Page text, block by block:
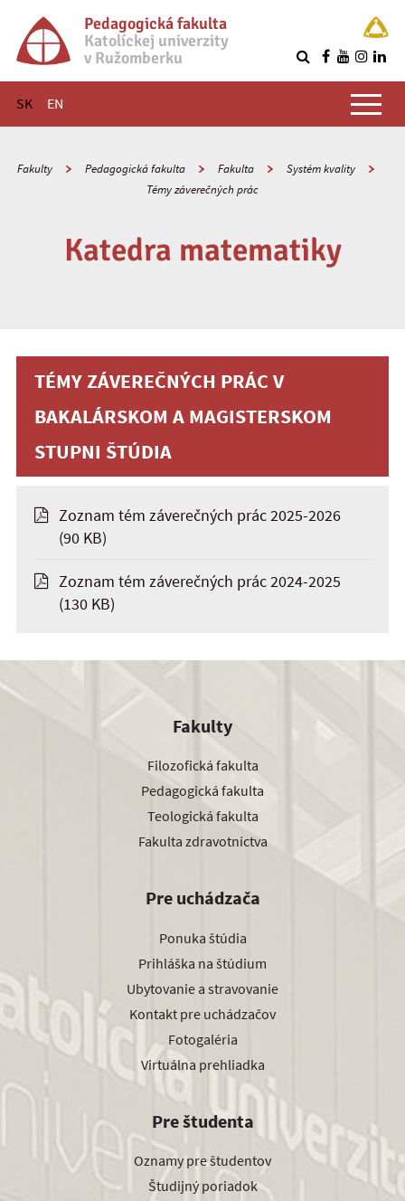
Pedagogická fakulta
Katolíckej univerzity
v Ružomberku
SK EN
Hlavné menu
Fakulty Pedagogická fakulta Fakulta
Systém kvality
Témy záverečných prác
Katedra matematiky
TÉMY ZÁVEREČNÝCH PRÁC V
BAKALÁRSKOM A MAGISTERSKOM
STUPNI ŠTÚDIA
Zoznam tém záverečných prác 2025-2026
(90 KB)
Zoznam tém záverečných prác 2024-2025
(130 KB)
Fakulty
Filozofická fakulta
Pedagogická fakulta
Teologická fakulta
Fakulta zdravotníctva
Pre uchádzača
Ponuka štúdia
Prihláška na štúdium
Ubytovanie a stravovanie
Kontakt pre uchádzačov
Fotogaléria
Virtuálna prehliadka
Pre študenta
Oznamy pre študentov
Študijný poriadok